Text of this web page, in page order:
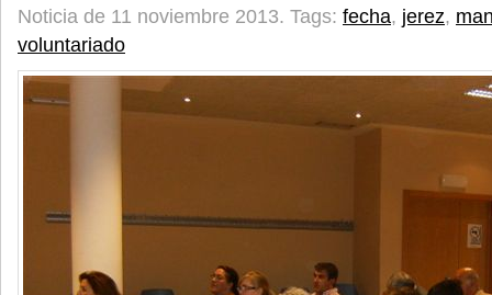
Noticia de 11 noviembre 2013. Tags: fecha, jerez,
voluntariado